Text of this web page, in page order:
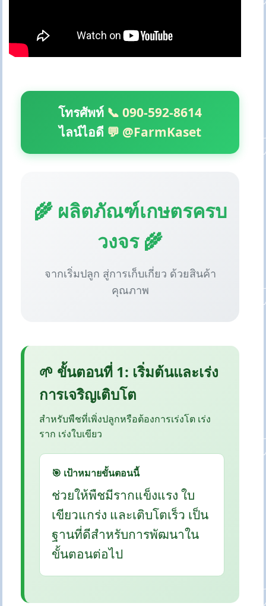
โทรศัพท์ 📞 090-592-8614
ไลน์ไอดี 💬 @FarmKaset
🌾 ผลิตภัณฑ์เกษตรครบ
วงจร 🌾
จากเริ่มปลูก สู่การเก็บเกี่ยว ด้วยสินค้า
คุณภาพ
🌱 ขั้นตอนที่ 1: เริ่มต้นและเร่ง
การเจริญเติบโต
สำหรับพืชที่เพิ่งปลูกหรือต้องการเร่งโต เร่ง
ราก เร่งใบเขียว
🎯 เป้าหมายขั้นตอนนี้
ช่วยให้พืชมีรากแข็งแรง ใบ
เขียวแกร่ง และเติบโตเร็ว เป็น
ฐานที่ดีสำหรับการพัฒนาใน
ขั้นตอนต่อไป